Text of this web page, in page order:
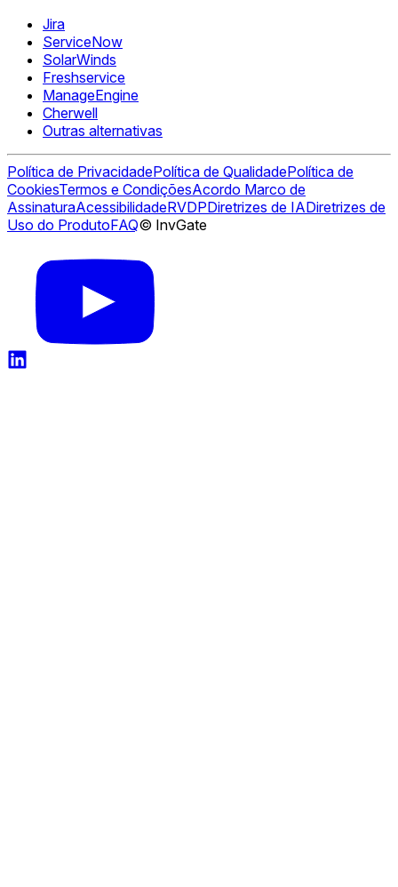
Jira
ServiceNow
SolarWinds
Freshservice
ManageEngine
Cherwell
Outras alternativas
Política de PrivacidadePolítica de QualidadePolítica de
CookiesTermos e CondiçõesAcordo Marco de
AssinaturaAcessibilidadeRVDPDiretrizes de IADiretrizes de
Uso do ProdutoFAQ© InvGate